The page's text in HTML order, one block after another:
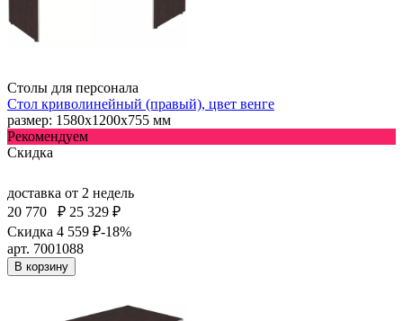
Столы для персонала
Стол криволинейный (правый), цвет венге
размер: 1580х1200х755 мм
Рекомендуем
Скидка
доставка от 2 недель
20 770
₽ 25 329 ₽
Скидка 4 559 ₽-18%
арт. 7001088
В корзину